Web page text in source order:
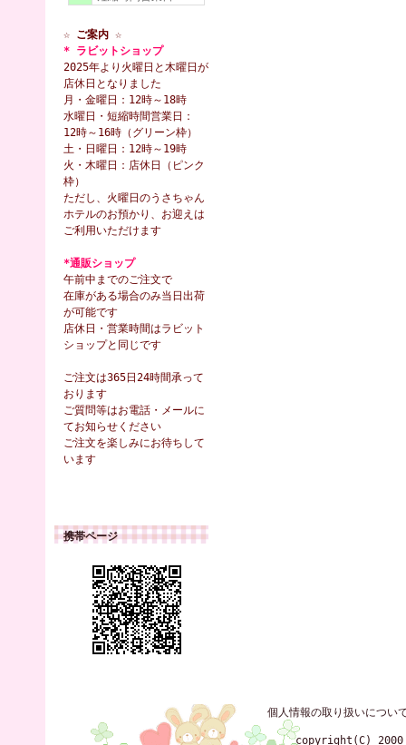
☆ ご案内 ☆
* ラビットショップ
2025年より火曜日と木曜日が
店休日となりました
月・金曜日：12時～18時
水曜日・短縮時間営業日：
12時～16時（グリーン枠）
土・日曜日：12時～19時
火・木曜日：店休日（ピンク
枠）
ただし、火曜日のうさちゃん
ホテルのお預かり、お迎えは
ご利用いただけます
*通販ショップ
午前中までのご注文で
在庫がある場合のみ当日出荷
が可能です
店休日・営業時間はラビット
ショップと同じです
ご注文は365日24時間承って
おります
ご質問等はお電話・メールに
てお知らせください
ご注文を楽しみにお待ちして
います
携帯ページ
個人情報の取り扱いについ
copyright(C) 2000